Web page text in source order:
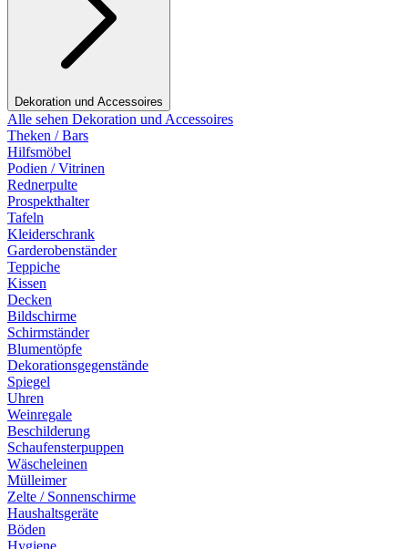
Dekoration und Accessoires
Alle sehen Dekoration und Accessoires
Theken / Bars
Hilfsmöbel
Podien / Vitrinen
Rednerpulte
Prospekthalter
Tafeln
Kleiderschrank
Garderobenständer
Teppiche
Kissen
Decken
Bildschirme
Schirmständer
Blumentöpfe
Dekorationsgegenstände
Spiegel
Uhren
Weinregale
Beschilderung
Schaufensterpuppen
Wäscheleinen
Mülleimer
Zelte / Sonnenschirme
Haushaltsgeräte
Böden